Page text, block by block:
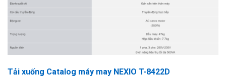
Tải xuống Catalog máy may NEXIO T-8422D